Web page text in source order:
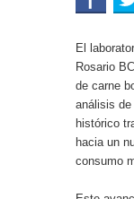
El
Rosario
de carne
análisis
histórico
hacia un
consumo